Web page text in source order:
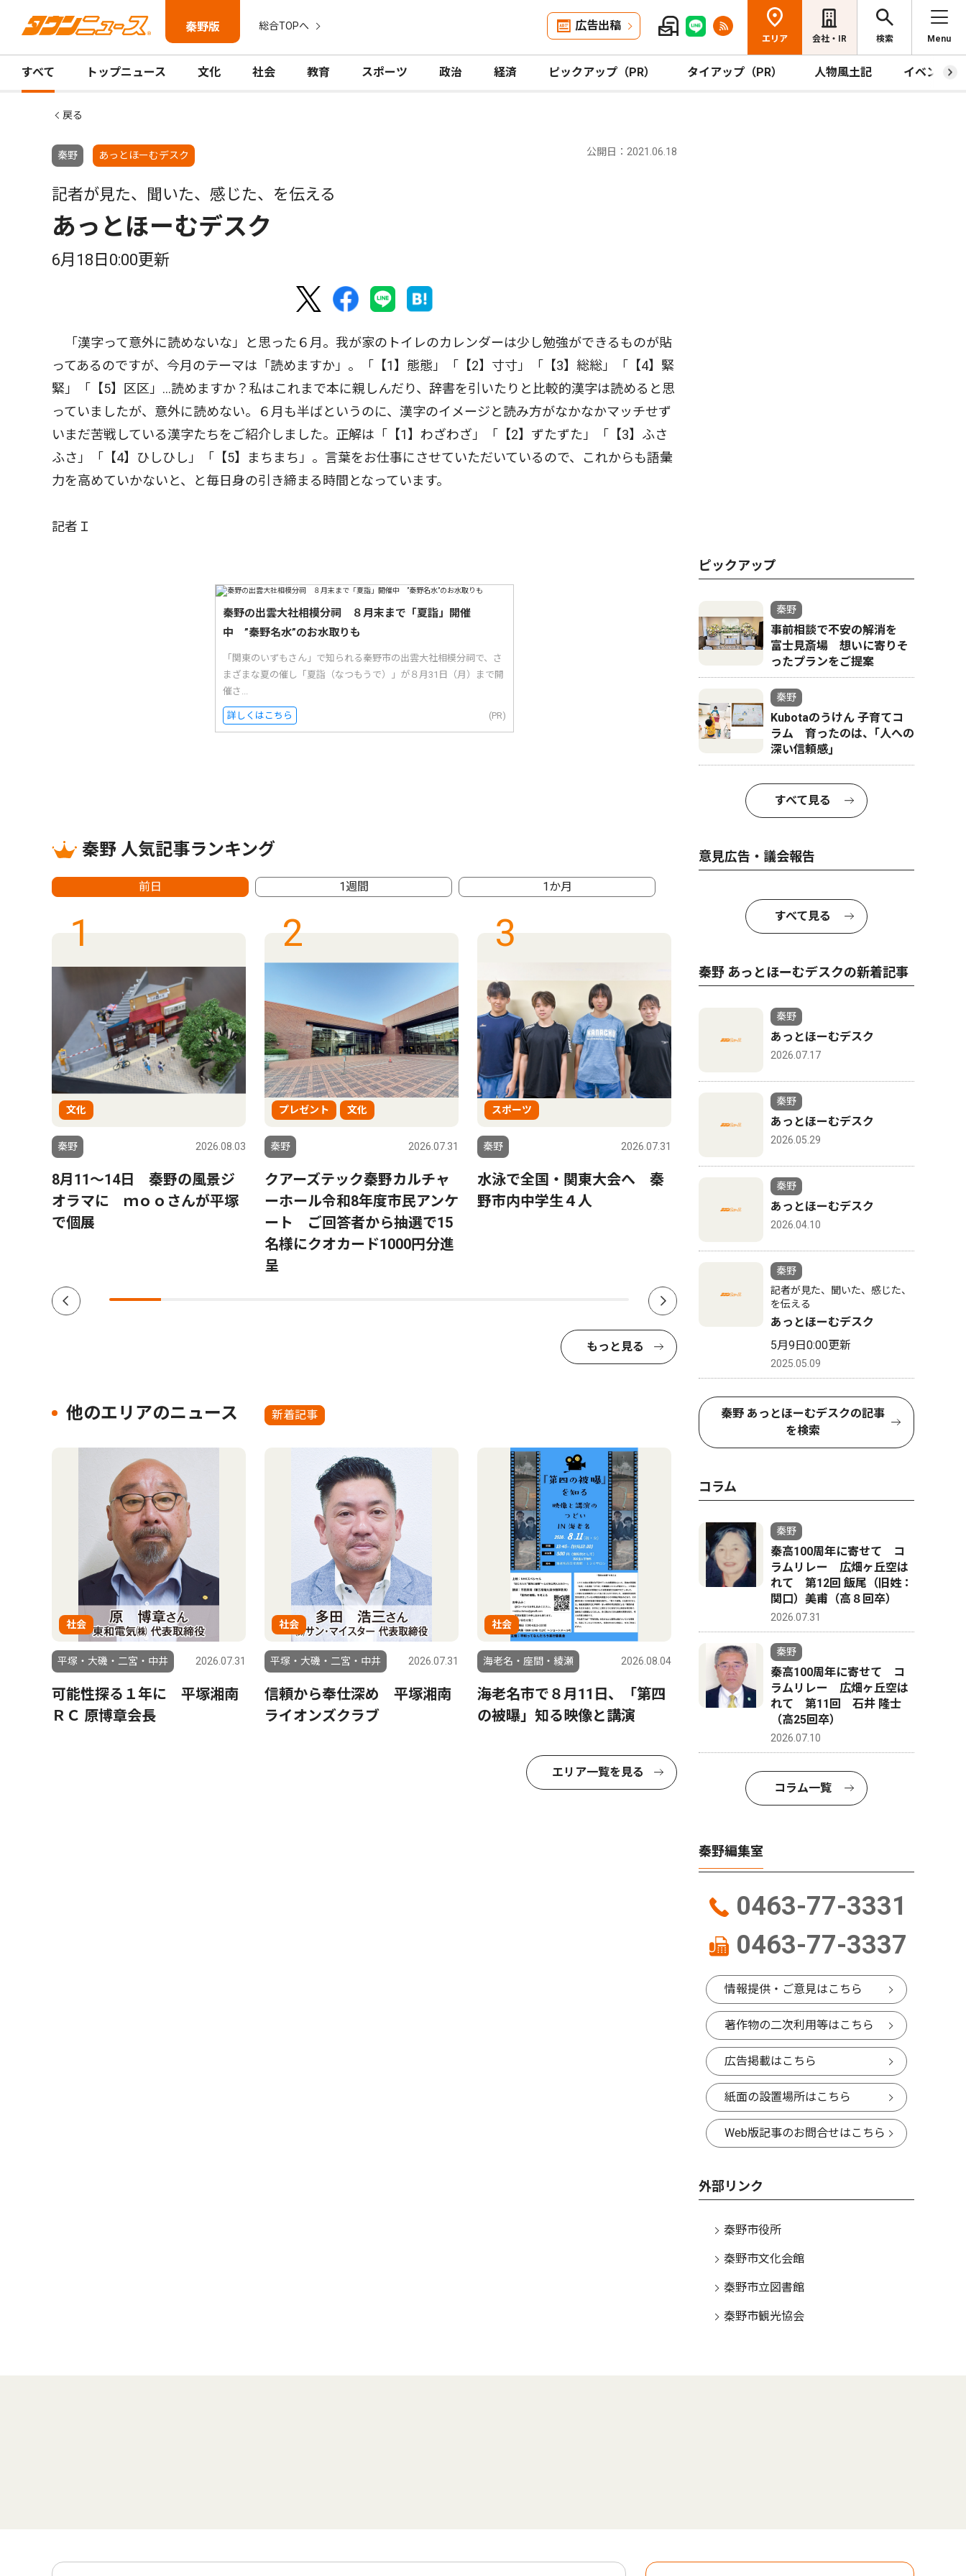
秦野版 総合TOPへ 広告出稿
エリア 会社・IR 検索 Menu
すべて トップニュース 文化 社会 教育 スポーツ 政治 経済 ピックアップ（PR） タイアップ（PR） 人物風土記 イベント
戻る
秦野 あっとほーむデスク 公開日：2021.06.18
記者が見た、聞いた、感じた、を伝える
あっとほーむデスク
6月18日0:00更新
「漢字って意外に読めないな」と思った６月。我が家のトイレのカレンダーは少し勉強ができるものが貼
ってあるのですが、今月のテーマは「読めますか」。「【1】態態」「【2】寸寸」「【3】総総」「【4】緊
緊」「【5】区区」…読めますか？私はこれまで本に親しんだり、辞書を引いたりと比較的漢字は読めると思
っていましたが、意外に読めない。６月も半ばというのに、漢字のイメージと読み方がなかなかマッチせず
いまだ苦戦している漢字たちをご紹介しました。正解は「【1】わざわざ」「【2】ずたずた」「【3】ふさ
ふさ」「【4】ひしひし」「【5】まちまち」。言葉をお仕事にさせていただいているので、これからも語彙
力を高めていかないと、と毎日身の引き締まる時間となっています。
記者Ｉ
秦野の出雲大社相模分祠 ８月末まで「夏詣」開催
中 ”秦野名水”のお水取りも
「関東のいずもさん」で知られる秦野市の出雲大社相模分祠で、さ
まざまな夏の催し「夏詣（なつもうで）」が８月31日（月）まで開
催さ...
詳しくはこちら (PR)
秦野 人気記事ランキング
前日 1週間 1か月
1
文化
秦野 2026.08.03
8月11〜14日 秦野の風景ジ
オラマに ｍｏｏさんが平塚
で個展
2
プレゼント 文化
秦野 2026.07.31
クアーズテック秦野カルチャ
ーホール令和8年度市民アンケ
ート ご回答者から抽選で15
名様にクオカード1000円分進
呈
3
スポーツ
秦野 2026.07.31
水泳で全国・関東大会へ 秦
野市内中学生４人
延長戦制しコメッツ優勝 な
かしん旗争奪野球大会
もっと見る
他のエリアのニュース 新着記事
社会
平塚・大磯・二宮・中井 2026.07.31
可能性探る１年に 平塚湘南
ＲＣ 原博章会長
社会
平塚・大磯・二宮・中井 2026.07.31
信頼から奉仕深め 平塚湘南
ライオンズクラブ
社会
海老名・座間・綾瀬 2026.08.04
海老名市で８月11日、「第四
の被曝」知る映像と講演
エリア一覧を見る
ピックアップ
秦野
事前相談で不安の解消を
富士見斎場 想いに寄りそ
ったプランをご提案
秦野
Kubotaのうけん 子育てコ
ラム 育ったのは、｢人への
深い信頼感｣
すべて見る
意見広告・議会報告
すべて見る
秦野 あっとほーむデスクの新着記事
秦野
あっとほーむデスク
2026.07.17
秦野
あっとほーむデスク
2026.05.29
秦野
あっとほーむデスク
2026.04.10
秦野
記者が見た、聞いた、感じた、
を伝える
あっとほーむデスク
5月9日0:00更新
2025.05.09
秦野 あっとほーむデスクの記事
を検索
コラム
秦野
秦高100周年に寄せて コ
ラムリレー 広畑ヶ丘空は
れて 第12回 飯尾（旧姓：
関口）美甫（高８回卒）
2026.07.31
秦野
秦高100周年に寄せて コ
ラムリレー 広畑ヶ丘空は
れて 第11回 石井 隆士
（高25回卒）
2026.07.10
コラム一覧
秦野編集室
0463-77-3331
0463-77-3337
情報提供・ご意見はこちら
著作物の二次利用等はこちら
広告掲載はこちら
紙面の設置場所はこちら
Web版記事のお問合せはこちら
外部リンク
秦野市役所
秦野市文化会館
秦野市立図書館
秦野市観光協会